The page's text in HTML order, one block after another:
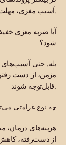
آسیب مغزی، مهلت قانونی طرح دعوا دو سال از تاریخ حادثه است.
شود؟
بله. حتی
مزمن، از دست
قابل‌توجه شوند.
۵. چه نوع غرامتی
هزینه‌های درمان،
از دست‌رفته، کاهش